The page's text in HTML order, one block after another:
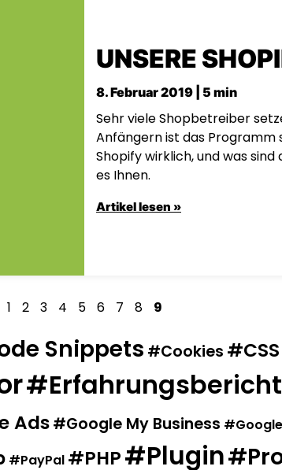
UNSERE
8. Februar 2019 | 5 min
Sehr viele Shopbetreiber
Anfängern ist das
Shopify wirklich, und was
es Ihnen.
Artikel lesen »
1 2 3 4 5 6 7 8 9
Snippets Cookies CSS
Erfahrungsbericht
Ads Google My Business
PayPal PHP Plugin